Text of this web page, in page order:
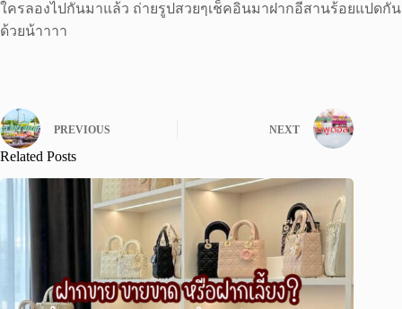
ใครลองไปกันมาแล้ว ถ่ายรูปสวยๆเช็คอินมาฝากอีสานร้อยแปดกัน
ด้วยน้าาาา
PREVIOUS NEXT
Related Posts